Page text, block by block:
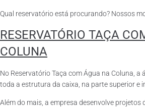
Qual reservatório está procurando? Nossos
RESERVATÓRIO TAÇA
COLUNA
No Reservatório Taça com Água na Coluna, a
toda a estrutura da caixa, na parte superior e
Além do mais, a empresa desenvolve